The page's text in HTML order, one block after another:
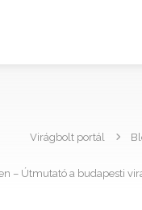
Virágbolt portál
– Útmutató a budapesti